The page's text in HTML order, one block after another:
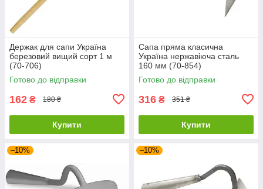
Держак для сапи Україна
березовий вищий сорт 1 м
(70-706)
Готово до відправки
162 ₴ 180 ₴
Купити
Сапа пряма класична
Україна нержавіюча сталь
160 мм (70-854)
Готово до відправки
316 ₴ 351 ₴
Купити
–10% –10%